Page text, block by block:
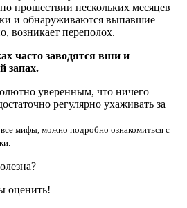
прошествии нескольких месяцев
и обнаруживаются выпавшие
возникает переполох.
часто заводятся вши и
запах.
уверенным, что ничего
регулярно ухаживать за
мифы, можно подробно ознакомиться с
оценить!